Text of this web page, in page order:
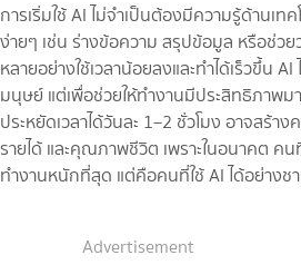
การเริ่มใช้ AI ไม่จำเป็นต้องมีความรู้ด้านเท
ง่ายๆ เช่น ร่างข้อความ สรุปข้อมูล หรือช่ว
หลายอย่างใช้เวลาน้อยลงและทำได้เร็วขึ้น
มนุษย์ แต่เพื่อช่วยให้ทำงานมีประสิทธิภาพม
ประหยัดเวลาได้วันละ 1–2 ชั่วโมง อาจสร้า
รายได้ และคุณภาพชีวิต เพราะในอนาคต คน
ทำงานหนักที่สุด แต่คือคนที่ใช้ AI ได้อย่าง
Advertisement